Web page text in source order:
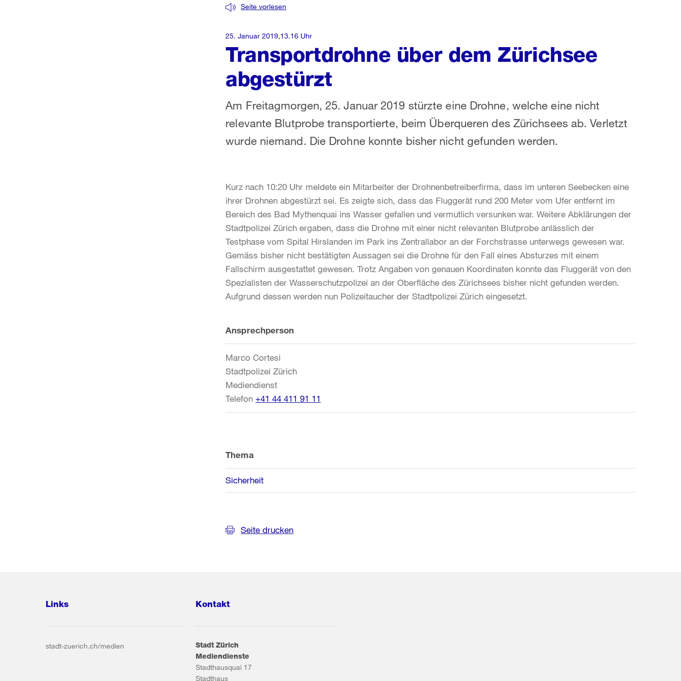
Transportdrohne über dem Zürichsee
abgestürzt
Seite vorlesen
Am Freitagmorgen, 25. Januar 2019 stürzte eine Drohne, welche eine nicht
relevante Blutprobe transportierte, beim Überqueren des Zürichsees ab. Verletzt
wurde niemand. Die Drohne konnte bisher nicht gefunden werden.
25. Januar 2019,13.16 Uhr
Kurz nach 10:20 Uhr meldete ein Mitarbeiter der Drohnenbetreiberfirma, dass im unteren Seebecken eine
ihrer Drohnen abgestürzt sei. Es zeigte sich, dass das Fluggerät rund 200 Meter vom Ufer entfernt im
Bereich des Bad Mythenquai ins Wasser gefallen und vermutlich versunken war. Weitere Abklärungen der
Stadtpolizei Zürich ergaben, dass die Drohne mit einer nicht relevanten Blutprobe anlässlich der
Testphase vom Spital Hirslanden im Park ins Zentrallabor an der Forchstrasse unterwegs gewesen war.
Gemäss bisher nicht bestätigten Aussagen sei die Drohne für den Fall eines Absturzes mit einem
Fallschirm ausgestattet gewesen. Trotz Angaben von genauen Koordinaten konnte das Fluggerät von den
Spezialisten der Wasserschutzpolizei an der Oberfläche des Zürichsees bisher nicht gefunden werden.
Aufgrund dessen werden nun Polizeitaucher der Stadtpolizei Zürich eingesetzt.
Weitere
Informationen
Ansprechperson
Marco Cortesi
Stadtpolizei Zürich
Mediendienst
Telefon +41 44 411 91 11
Thema
Sicherheit
Seite drucken
Links
stadt-zuerich.ch/medien
Kontakt
Stadt Zürich
Mediendienste
Stadthausquai 17
Stadthaus